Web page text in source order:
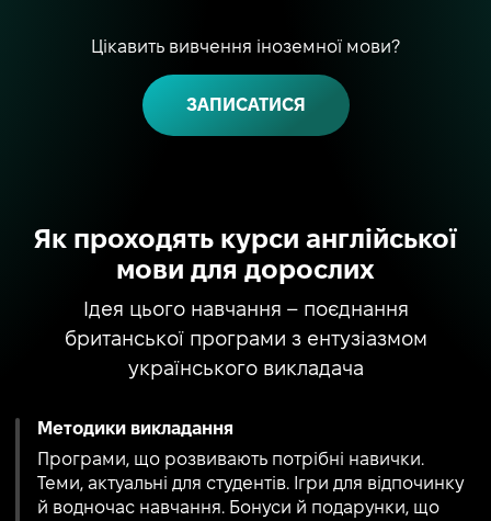
Цікавить вивчення іноземної мови?
ЗАПИСАТИСЯ
Як проходять курси англійської
мови для дорослих
Ідея цього навчання – поєднання
британської програми з ентузіазмом
українського викладача
Методики викладання
Програми, що розвивають потрібні навички.
Теми, актуальні для студентів. Ігри для відпочинку
й водночас навчання. Бонуси й подарунки, що